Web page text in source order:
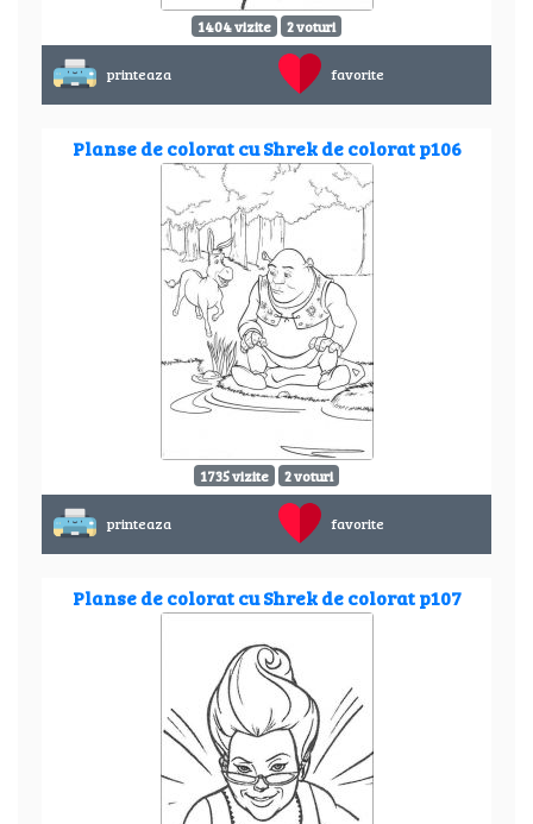
1404 vizite 2 voturi
printeaza favorite
Planse de colorat cu Shrek de colorat p106
1735 vizite 2 voturi
printeaza favorite
Planse de colorat cu Shrek de colorat p107